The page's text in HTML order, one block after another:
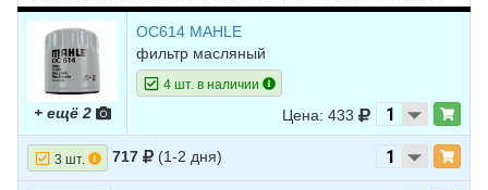
1996-2007 (L4 2.4L, V6 3.3L); DODGE NEON 1995-2005 (L4 2.0L);
DODGE STRATUS 1995-2006 (L4 2.4L, L4 2.4L TURBO); FORD
ESCAPE 2005-2016 (L4 2.3L, L4 2.5L); FORD FOCUS 2004-2007 (L4
2.0L, L4 2.3L); JEEP LIBERTY 2002-2005 (L4 2.4L); JEEP WRANGLER
2003-2011 (L4 2.4L, V6 3.8L); ГАЗ VOLGA SIBER 2008-2010 (L4 2.4L)
+ ещё 2
OC614 MAHLE
фильтр масляный
4 шт. в наличии
Цена: 433
3 шт. 717 (1-2 дня)